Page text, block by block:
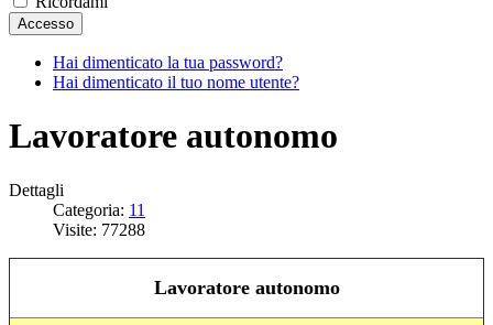
Accesso
Hai dimenticato la tua password?
Hai dimenticato il tuo nome utente?
Lavoratore autonomo
Dettagli
Categoria: 11
Visite: 77288
Lavoratore autonomo